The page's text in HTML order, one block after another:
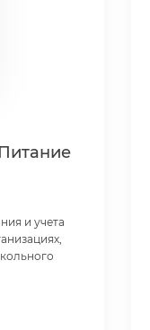
и учета